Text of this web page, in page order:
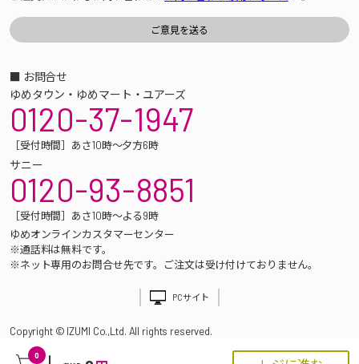
0
■ お問合せ
ゆめタウン・ゆめマート・ユアーズ
0120-37-1947
［受付時間］あさ10時～夕方6時
サニー
0120-93-8851
［受付時間］あさ10時～よる9時
ゆめオンラインカスタマーセンター
※通話料は無料です。
※ネット専用のお問合せ先です。ご注文は受け付けておりません。
PCサイト
Copyright © IZUMI Co.,Ltd. All rights reserved.